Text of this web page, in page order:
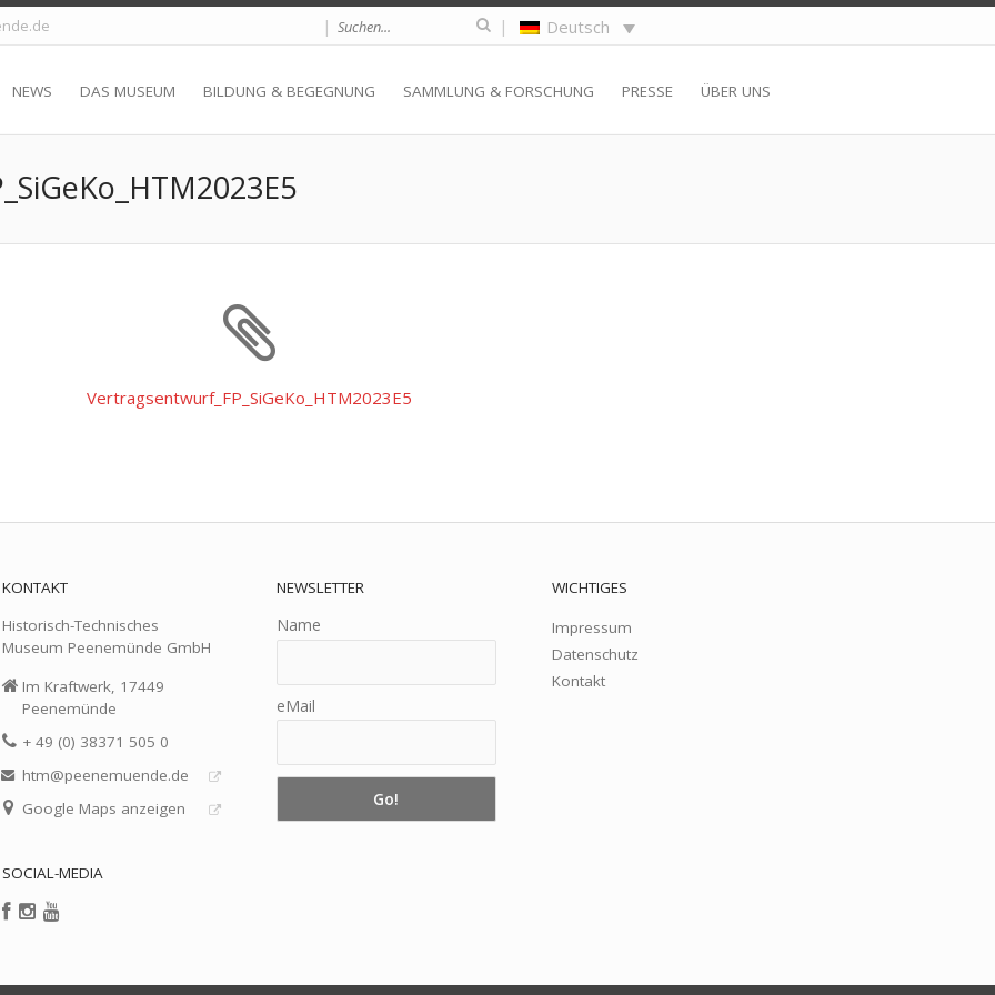
| | Deutsch
NEWS DAS MUSEUM BILDUNG & BEGEGNUNG SAMMLUNG & FORSCHUNG PRESSE ÜBER UNS
Vertragsentwurf_FP_SiGeKo_HTM2023E5
KONTAKT
Historisch-Technisches
Museum Peenemünde GmbH
Im Kraftwerk, 17449
Peenemünde
+ 49 (0) 38371 505 0
htm@peenemuende.de
Google Maps anzeigen
SOCIAL-MEDIA
NEWSLETTER
Name
eMail
WICHTIGES
Impressum
Datenschutz
Kontakt